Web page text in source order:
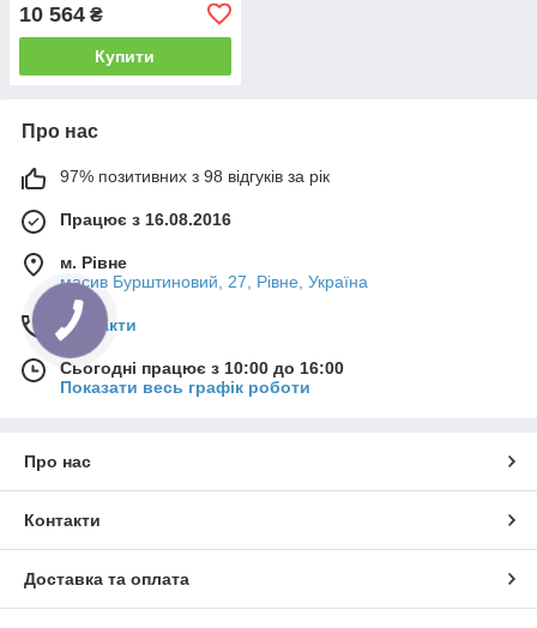
(A+B+C) 20 кг
10 564 ₴
Купити
Про нас
97% позитивних з 98 відгуків за рік
Працює з 16.08.2016
м. Рівне
масив Бурштиновий, 27, Рівне, Україна
Контакти
Сьогодні працює з 10:00 до 16:00
Показати весь графік роботи
Про нас
Контакти
Доставка та оплата